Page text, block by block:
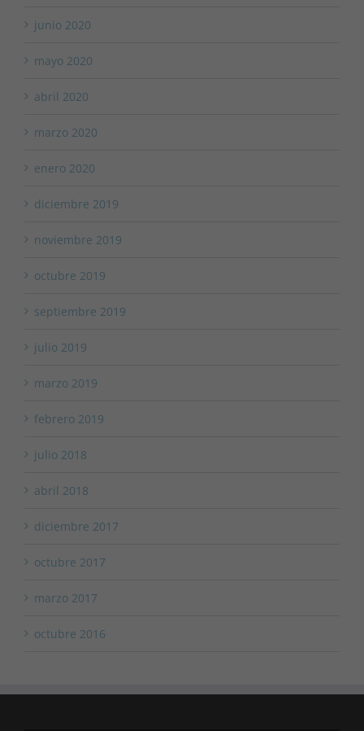
junio 2020
mayo 2020
abril 2020
marzo 2020
enero 2020
diciembre 2019
noviembre 2019
octubre 2019
septiembre 2019
julio 2019
marzo 2019
febrero 2019
julio 2018
abril 2018
diciembre 2017
octubre 2017
marzo 2017
octubre 2016